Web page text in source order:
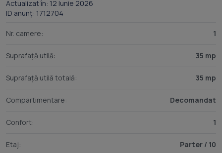
Actualizat în: 12 Iunie 2026
ID anunț: 1712704
Nr. camere: 1
Suprafață utilă: 35 mp
Suprafață utilă totală: 35 mp
Compartimentare: Decomandat
Confort: 1
Etaj: Parter / 10